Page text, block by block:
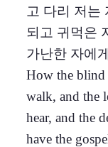
고 다리 저는
되고 귀먹은
가난한 자에
How the blind
walk, and the
hear, and the
have the